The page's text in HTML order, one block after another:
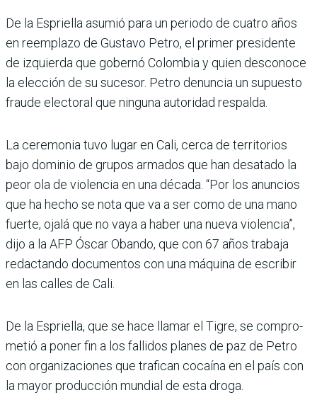
De la Espriella asumió para un periodo de cuatro años
en reemplazo de Gustavo Petro, el primer presidente
de izquierda que gobernó Colombia y quien desconoce
la elección de su sucesor. Petro denuncia un supuesto
fraude electoral que ninguna autoridad respalda.
La ceremonia tuvo lugar en Cali, cerca de territorios
bajo dominio de grupos armados que han desatado la
peor ola de violencia en una década. “Por los anuncios
que ha hecho se nota que va a ser como de una mano
fuerte, ojalá que no vaya a haber una nueva violencia”,
dijo a la AFP Óscar Obando, que con 67 años trabaja
redac­tando documentos con una máquina de escribir
en las calles de Cali.
De la Espriella, que se hace llamar el Tigre, se compro­
metió a poner fin a los falli­dos planes de paz de Petro
con organizaciones que tra­fican cocaína en el país con
la mayor producción mundial de esta droga.